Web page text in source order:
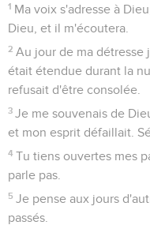
1 Ma voix s'adresse à
Dieu, et il m'écoutera.
2 Au jour de ma détresse
était étendue durant la
refusait d'être consolée.
3 Je me souvenais de
et mon esprit défaillait.
4 Tu tiens ouvertes mes
parle pas.
5 Je pense aux jours
passés.